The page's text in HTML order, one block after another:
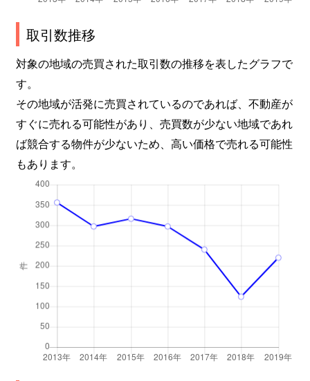
取引数推移
対象の地域の売買された取引数の推移を表したグラフで
す。
その地域が活発に売買されているのであれば、不動産が
すぐに売れる可能性があり、売買数が少ない地域であれ
ば競合する物件が少ないため、高い価格で売れる可能性
もあります。